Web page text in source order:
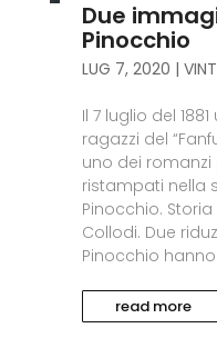
Due
Pinocchio
LUG 7, 2020 |
Il 7 luglio del
ragazzi del
uno dei
ristampati nella
Pinocchio.
Collodi. Due
Pinocchio
read more